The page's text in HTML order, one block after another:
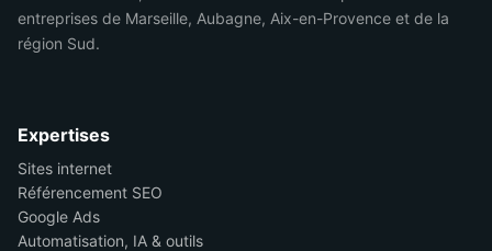
entreprises de Marseille, Aubagne, Aix-en-Provence et de la
région Sud.
Expertises
Sites internet
Référencement SEO
Google Ads
Automatisation, IA & outils